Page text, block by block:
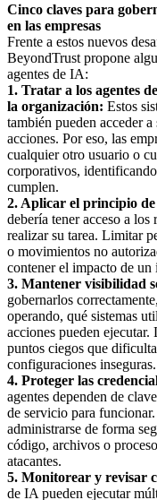
Cinco claves para
en las empresas
Frente a estos nuevos
BeyondTrust propone
agentes de IA:
1. Tratar a los agentes
la organización: Estos
también pueden acceder
acciones. Por eso, las
cualquier otro usuario o
corporativos,
cumplen.
2. Aplicar el principio
debería tener acceso a los
realizar su tarea. Limitar
o movimientos no
contener el impacto de un
3. Mantener visibilidad
gobernarlos
operando, qué sistemas
acciones pueden
puntos ciegos que
configuraciones inseguras.
4. Proteger las
agentes dependen de
de servicio para
administrarse de forma
código, archivos o
atacantes.
5. Monitorear y revisar
de IA pueden ejecutar